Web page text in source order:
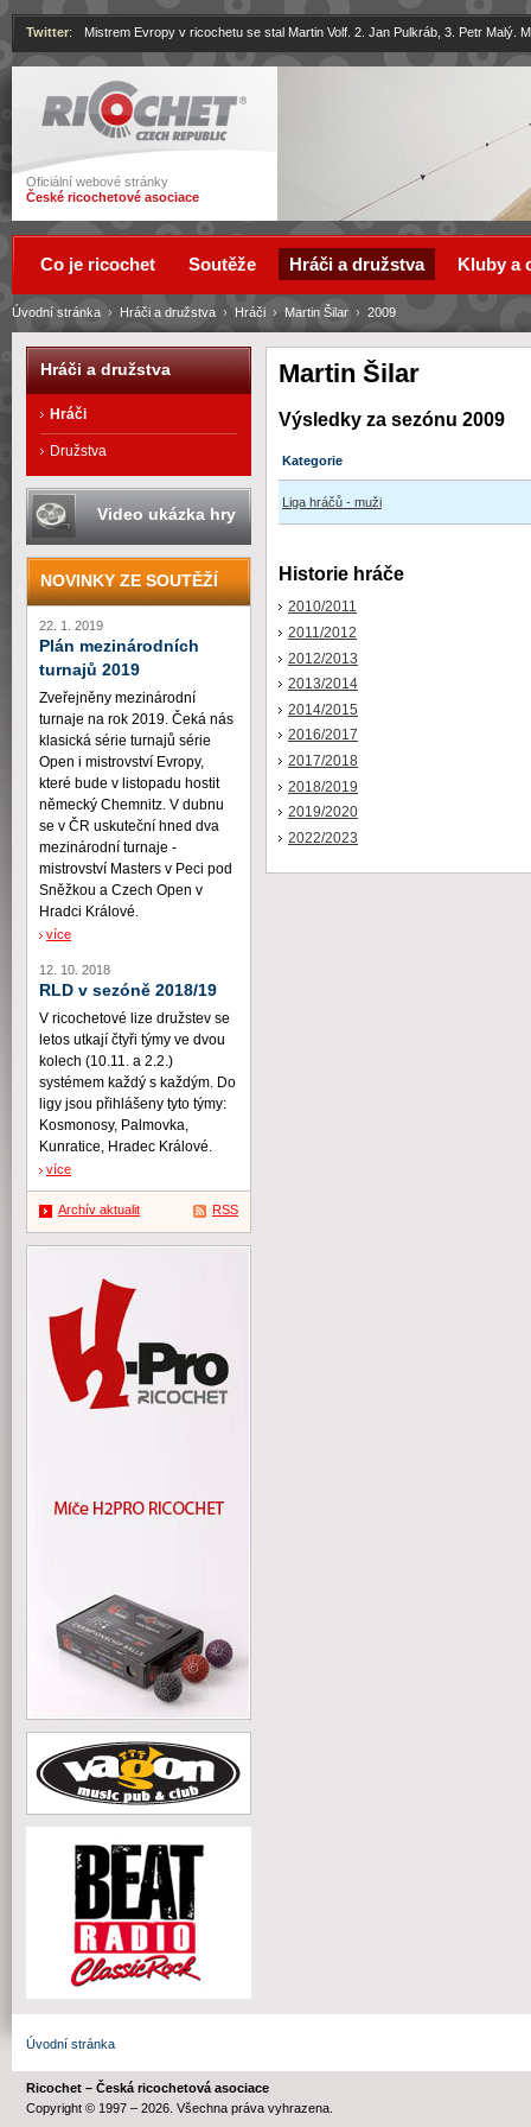
Ricochet
Oficiální webové stránky
České ricochetové asociace
Twitter: Mistrem Evropy v ricochetu se stal Martin Volf. 2. Jan Pulkráb, 3. Petr Malý.
Martin Šilar
Výsledky za sezónu 2009
Kategorie
Liga hráčů - muži
Historie hráče
2010/2011
2011/2012
2012/2013
2013/2014
2014/2015
2016/2017
2017/2018
2018/2019
2019/2020
2022/2023
Úvodní stránka › Hráči a družstva › Hráči › Martin Šilar › 2009
Co je ricochet Soutěže Hráči a družstva Kluby a
Hráči a družstva
Hráči
Družstva
Video ukázka hry
NOVINKY ZE SOUTĚŽÍ
22. 1. 2019
Plán mezinárodních
turnajů 2019
Zveřejněny mezinárodní
turnaje na rok 2019. Čeká nás
klasická série turnajů série
Open i mistrovství Evropy,
které bude v listopadu hostit
německý Chemnitz. V dubnu
se v ČR uskuteční hned dva
mezinárodní turnaje -
mistrovství Masters v Peci pod
Sněžkou a Czech Open v
Hradci Králové.
více
12. 10. 2018
RLD v sezóně 2018/19
V ricochetové lize družstev se
letos utkají čtyři týmy ve dvou
kolech (10.11. a 2.2.)
systémem každý s každým. Do
ligy jsou přihlášeny tyto týmy:
Kosmonosy, Palmovka,
Kunratice, Hradec Králové.
více
Archív aktualit RSS
Úvodní stránka
Ricochet – Česká ricochetová asociace
Copyright © 1997 – 2026. Všechna práva vyhrazena.